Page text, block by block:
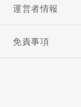
運営者情報
免責事項